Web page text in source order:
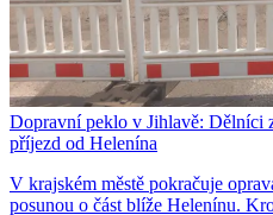
Dopravní peklo v Jihlavě: Dělníci
příjezd od Helenína
V krajském městě pokračuje
posunou o část blíže Helenínu.